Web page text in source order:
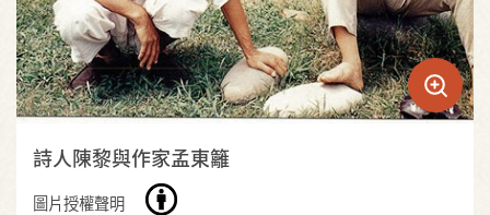
詩人陳黎與作家孟東籬
圖片授權聲明